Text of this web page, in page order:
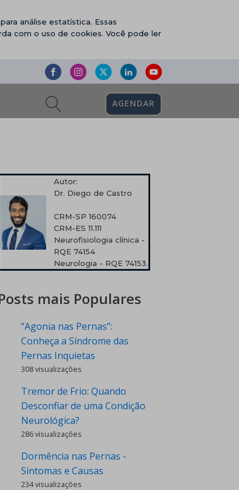
análise estatística. Essas
com o uso de cookies. Você pode ler
AGENDAR
Autor:
Dr. Diego de Castro
CRM-SP 160074
CRM-ES 11.111
Neurofisiologia clínica -
RQE 74154
Neurologia - RQE 74153.
mais Populares
“Agonia nas Pernas”:
Conheça a Síndrome das
Pernas Inquietas
308 visualizações
Tremor de Frio: Quando
Desconfiar de uma Condição
Neurológica?
286 visualizações
Dormência nas Pernas -
Sintomas e Causas
234 visualizações